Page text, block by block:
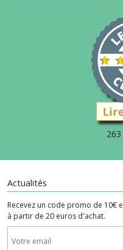
Actualités
Recevez un code promo de 10€
à partir de 20 euros d'achat.